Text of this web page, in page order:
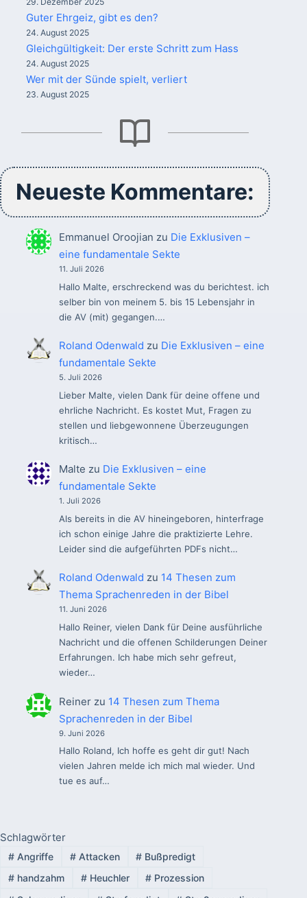
Guter Ehrgeiz, gibt es den?
24. August 2025
Gleichgültigkeit: Der erste Schritt zum Hass
24. August 2025
Wer mit der Sünde spielt, verliert
23. August 2025
Neueste Kommentare:
Emmanuel Oroojian zu Die Exklusiven –
eine fundamentale Sekte
11. Juli 2026
Hallo Malte, erschreckend was du berichtest. ich
selber bin von meinem 5. bis 15 Lebensjahr in
die AV (mit) gegangen.…
Roland Odenwald zu Die Exklusiven – eine
fundamentale Sekte
5. Juli 2026
Lieber Malte, vielen Dank für deine offene und
ehrliche Nachricht. Es kostet Mut, Fragen zu
stellen und liebgewonnene Überzeugungen
kritisch…
Malte zu Die Exklusiven – eine
fundamentale Sekte
1. Juli 2026
Als bereits in die AV hineingeboren, hinterfrage
ich schon einige Jahre die praktizierte Lehre.
Leider sind die aufgeführten PDFs nicht…
Roland Odenwald zu 14 Thesen zum
Thema Sprachenreden in der Bibel
11. Juni 2026
Hallo Reiner, vielen Dank für Deine ausführliche
Nachricht und die offenen Schilderungen Deiner
Erfahrungen. Ich habe mich sehr gefreut,
wieder…
Reiner zu 14 Thesen zum Thema
Sprachenreden in der Bibel
9. Juni 2026
Hallo Roland, Ich hoffe es geht dir gut! Nach
vielen Jahren melde ich mich mal wieder. Und
tue es auf…
Schlagwörter
#Angriffe #Attacken # Bußpredigt
#handzahm #Heuchler # Prozession